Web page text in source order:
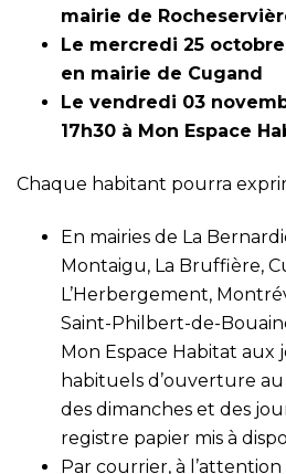
mairie de
Le mercredi 25
en mairie de Cugand
Le vendredi 03
17h30 à Mon Espace
Chaque habitant pourra
En mairies de La
Montaigu, La Bruffière,
L’Herbergement,
Saint-Philbert-de-
Mon Espace Habitat aux
habituels d’ouverture
des dimanches et des
registre papier mis à
Par courrier, à